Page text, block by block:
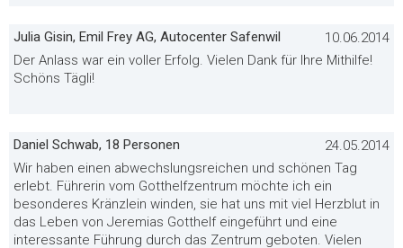
Julia Gisin, Emil Frey AG, Autocenter Safenwil
10.06.2014
Der Anlass war ein voller Erfolg. Vielen Dank für Ihre Mithilfe!
Schöns Tägli!
Daniel Schwab, 18 Personen
24.05.2014
Wir haben einen abwechslungsreichen und schönen Tag
erlebt. Führerin vom Gotthelfzentrum möchte ich ein
besonderes Kränzlein winden, sie hat uns mit viel Herzblut in
das Leben von Jeremias Gotthelf eingeführt und eine
interessante Führung durch das Zentrum geboten. Vielen